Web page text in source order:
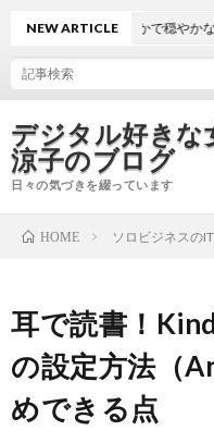
デジタル好きな
涼子のブログ
日々の気づきを綴っています
NEW ARTICLE
静かで穏やかな日々が
HOME ソロビジネスの
耳で読書！
の設定方法（
めできる点